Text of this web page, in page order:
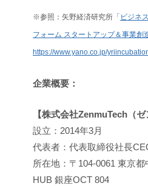
※参照：矢野経済研究所「 ビジネ
フォーム スタートアップ＆事業創
https://www.yano.co.jp/
企業概要：
【株式会社ZenmuTech（ゼ
設立：2014年3月
代表者：代表取締役社長
所在地：〒104-0061 東京
HUB 銀座OCT 804